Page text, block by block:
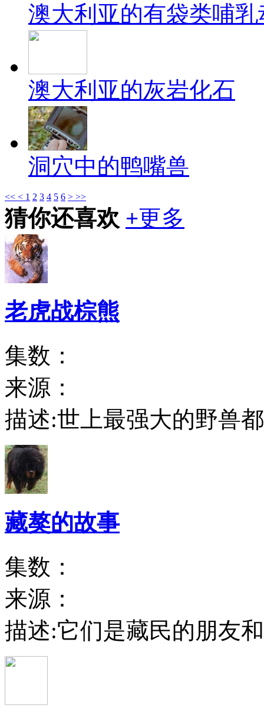
澳大利亚的有袋类哺乳
澳大利亚的灰岩化石
洞穴中的鸭嘴兽
<< < 1 2 3 4 5 6 > >>
猜你还喜欢 +更多
老虎战棕熊
集数：
来源：
描述:世上最强大的野兽
藏獒的故事
集数：
来源：
描述:它们是藏民的朋友